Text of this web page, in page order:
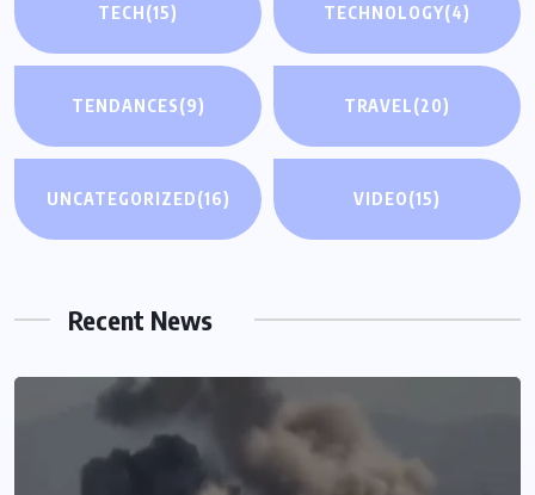
TECH(15) TECHNOLOGY(4)
TENDANCES(9) TRAVEL(20)
UNCATEGORIZED(16) VIDEO(15)
Recent News